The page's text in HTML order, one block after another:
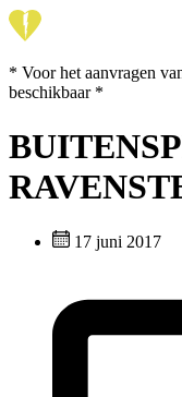
* Voor het aanvragen
beschikbaar *
17 juni 2017